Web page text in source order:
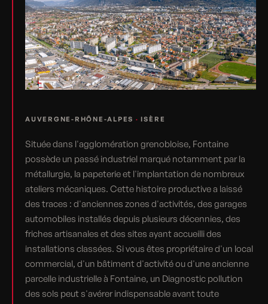
AUVERGNE-RHÔNE-ALPES ·ISÈRE
Située dans l'agglomération grenobloise, Fontaine
possède un passé industriel marqué notamment par la
métallurgie, la papeterie et l'implantation de nombreux
ateliers mécaniques. Cette histoire productive a laissé
des traces : d'anciennes zones d'activités, des garages
automobiles installés depuis plusieurs décennies, des
friches artisanales et des sites ayant accueilli des
installations classées. Si vous êtes propriétaire d'un local
commercial, d'un bâtiment d'activité ou d'une ancienne
parcelle industrielle à Fontaine, un Diagnostic pollution
des sols peut s'avérer indispensable avant toute